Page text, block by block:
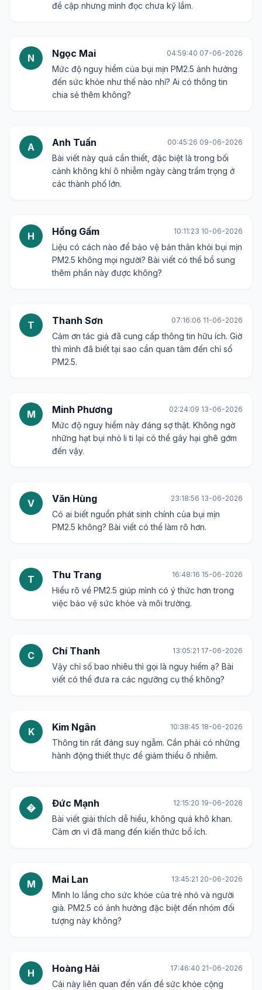
đề cập nhưng mình đọc chưa kỹ lắm.
N Ngọc Mai 04:59:40 07-06-2026
Mức độ nguy hiểm của bụi mịn PM2.5 ảnh hưởng
đến sức khỏe như thế nào nhỉ? Ai có thông tin
chia sẻ thêm không?
A Anh Tuấn 00:45:26 09-06-2026
Bài viết này quá cần thiết, đặc biệt là trong bối
cảnh không khí ô nhiễm ngày càng trầm trọng ở
các thành phố lớn.
H Hồng Gấm 10:11:23 10-06-2026
Liệu có cách nào để bảo vệ bản thân khỏi bụi mịn
PM2.5 không mọi người? Bài viết có thể bổ sung
thêm phần này được không?
T Thanh Sơn 07:16:06 11-06-2026
Cảm ơn tác giả đã cung cấp thông tin hữu ích. Giờ
thì mình đã biết tại sao cần quan tâm đến chỉ số
PM2.5.
M Minh Phương 02:24:09 13-06-2026
Mức độ nguy hiểm này đáng sợ thật. Không ngờ
những hạt bụi nhỏ li ti lại có thể gây hại ghê gớm
đến vậy.
V Văn Hùng 23:18:56 13-06-2026
Có ai biết nguồn phát sinh chính của bụi mịn
PM2.5 không? Bài viết có thể làm rõ hơn.
T Thu Trang 16:48:16 15-06-2026
Hiểu rõ về PM2.5 giúp mình có ý thức hơn trong
việc bảo vệ sức khỏe và môi trường.
C Chí Thanh 13:05:21 17-06-2026
Vậy chỉ số bao nhiêu thì gọi là nguy hiểm ạ? Bài
viết có thể đưa ra các ngưỡng cụ thể không?
K Kim Ngân 10:38:45 18-06-2026
Thông tin rất đáng suy ngẫm. Cần phải có những
hành động thiết thực để giảm thiểu ô nhiễm.
� Đức Mạnh 12:15:20 19-06-2026
Bài viết giải thích dễ hiểu, không quá khô khan.
Cảm ơn vì đã mang đến kiến thức bổ ích.
M Mai Lan 13:45:21 20-06-2026
Mình lo lắng cho sức khỏe của trẻ nhỏ và người
già. PM2.5 có ảnh hưởng đặc biệt đến nhóm đối
tượng này không?
H Hoàng Hải 17:46:40 21-06-2026
Cái này liên quan đến vấn đề sức khỏe cộng